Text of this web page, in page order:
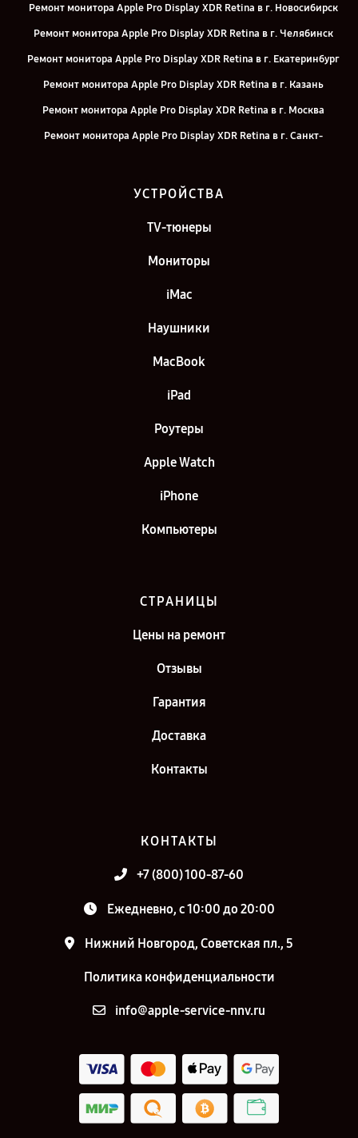
Ремонт монитора Apple Pro Display XDR Retina в г. Новосибирск
Ремонт монитора Apple Pro Display XDR Retina в г. Челябинск
Ремонт монитора Apple Pro Display XDR Retina в г. Екатеринбург
Ремонт монитора Apple Pro Display XDR Retina в г. Казань
Ремонт монитора Apple Pro Display XDR Retina в г. Москва
Ремонт монитора Apple Pro Display XDR Retina в г. Санкт-
УСТРОЙСТВА
TV-тюнеры
Мониторы
iMac
Наушники
MacBook
iPad
Роутеры
Apple Watch
iPhone
Компьютеры
СТРАНИЦЫ
Цены на ремонт
Отзывы
Гарантия
Доставка
Контакты
КОНТАКТЫ
+7 (800) 100-87-60
Ежедневно, с 10:00 до 20:00
Нижний Новгород, Советская пл., 5
Политика конфиденциальности
info@apple-service-nnv.ru